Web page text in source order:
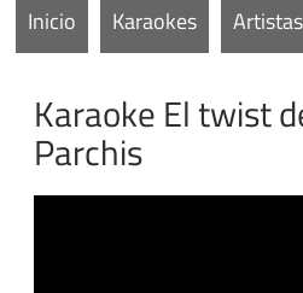
Inicio Karaokes Artistas
Karaoke El twist
Parchis